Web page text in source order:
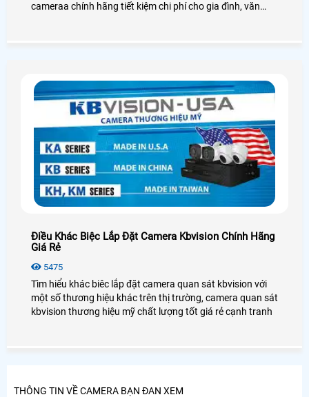
cameraa chính hãng tiết kiệm chi phí cho gia đình, văn
Điều Khác Biệc Lắp Đặt Camera Kbvision Chính Hãng
Giá Rẻ
5475
Tìm hiểu khác biêc lắp đặt camera quan sát kbvision với
một số thương hiệu khác trên thị trường, camera quan sát
kbvision thương hiệu mỹ chất lượng tốt giá rẻ cạnh tranh
THÔNG TIN VỀ CAMERA BẠN ĐAN XEM